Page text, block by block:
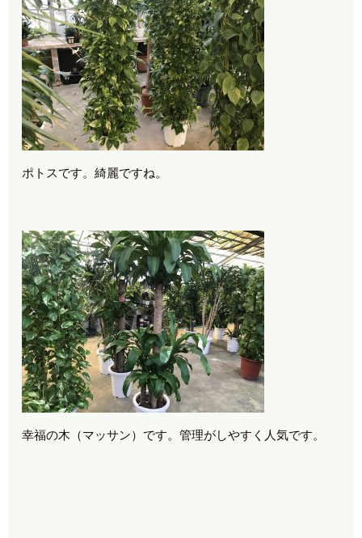
ポトスです。綺麗ですね。
幸福の木（マッサン）です。管理がしやすく人気です。